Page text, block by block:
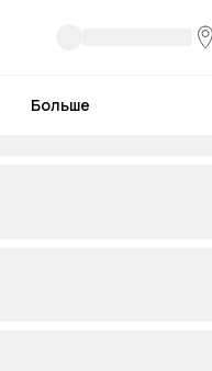
Больше